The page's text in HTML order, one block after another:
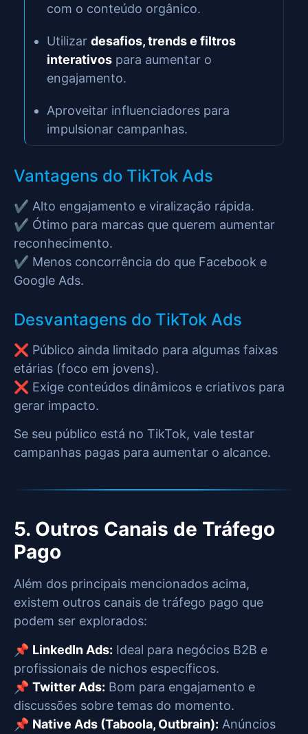
com o conteúdo orgânico.
Utilizar desafios, trends e filtros
interativos para aumentar o
engajamento.
Aproveitar influenciadores para
impulsionar campanhas.
Vantagens do TikTok Ads
✔️ Alto engajamento e viralização rápida.
✔️ Ótimo para marcas que querem aumentar
reconhecimento.
✔️ Menos concorrência do que Facebook e
Google Ads.
Desvantagens do TikTok Ads
❌ Público ainda limitado para algumas faixas
etárias (foco em jovens).
❌ Exige conteúdos dinâmicos e criativos para
gerar impacto.
Se seu público está no TikTok, vale testar
campanhas pagas para aumentar o alcance.
5. Outros Canais de Tráfego
Pago
Além dos principais mencionados acima,
existem outros canais de tráfego pago que
podem ser explorados:
📌 LinkedIn Ads: Ideal para negócios B2B e
profissionais de nichos específicos.
📌 Twitter Ads: Bom para engajamento e
discussões sobre temas do momento.
📌 Native Ads (Taboola, Outbrain): Anúncios